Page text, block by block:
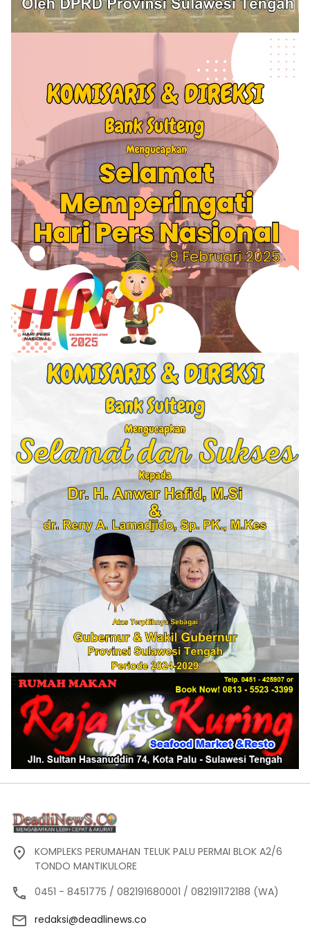
KOMPLEKS PERUMAHAN TELUK PALU PERMAI BLOK A2/6
TONDO MANTIKULORE
0451 - 8451775 / 082191680001 / 082191172188 (WA)
redaksi@deadlinews.co